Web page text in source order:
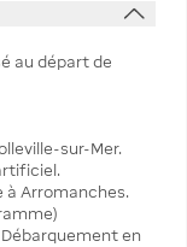
au départ de
sur-Mer.
à Arromanches.
en